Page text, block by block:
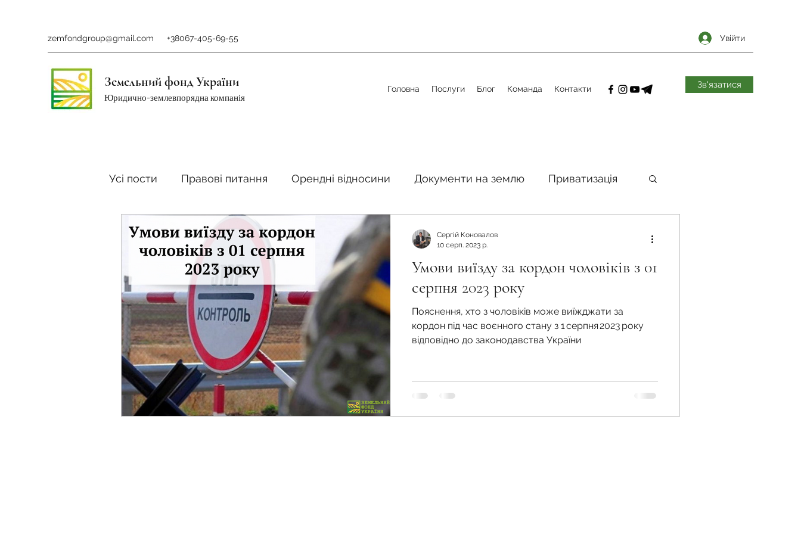
zemfondgroup@gmail.com +38067-405-69-55 Увійти
Земельний фонд України
Юридично-землевпорядна компанія
Головна Послуги Блог Команда Контакти Зв'язатися
Усі пости Правові питання Орендні відносини Документи на землю Приватизація
Ринок землі Податки стосовно земельної сфери
Фермерське господарство Спадкування земельної ділянки
Новини земельного законодавства Земельні питання Військова служба
Нормативно-грошова оцінка Суд Будівництво
Сервітут Державна реєстрація земельних прав Юридичні питання у воєнний час
Умови виїзду за кордон чоловіків з 01
серпня 2023 року
Пояснення, хто з чоловіків може виїжджати за
кордон під час воєнного стану з 1 серпня 2023 року
відповідно до законодавства України
Сергій Коновалов
10 серп. 2023 р.